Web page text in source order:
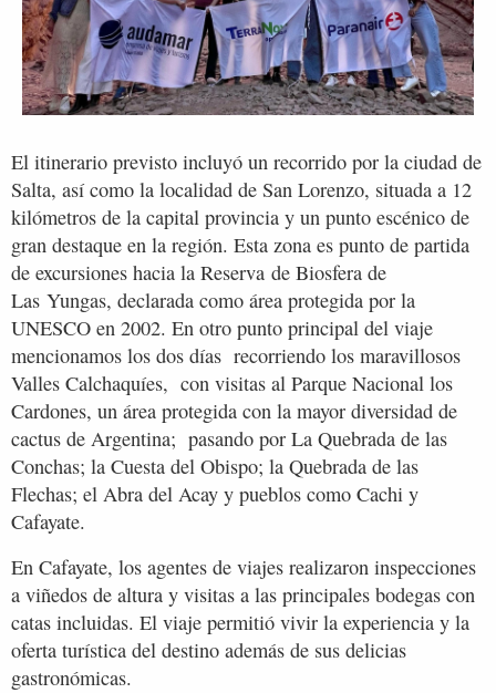
El itinerario previsto incluyó un recorrido por la ciudad de
Salta, así como la localidad de San Lorenzo, situada a 12
kilómetros de la capital provincia y un punto escénico de
gran destaque en la región. Esta zona es punto de partida
de excursiones hacia la Reserva de Biosfera de
Las Yungas, declarada como área protegida por la
UNESCO en 2002. En otro punto principal del viaje
mencionamos los dos días recorriendo los maravillosos
Valles Calchaquíes, con visitas al Parque Nacional los
Cardones, un área protegida con la mayor diversidad de
cactus de Argentina; pasando por La Quebrada de las
Conchas; la Cuesta del Obispo; la Quebrada de las
Flechas; el Abra del Acay y pueblos como Cachi y
Cafayate.
En Cafayate, los agentes de viajes realizaron inspecciones
a viñedos de altura y visitas a las principales bodegas con
catas incluidas. El viaje permitió vivir la experiencia y la
oferta turística del destino además de sus delicias
gastronómicas.